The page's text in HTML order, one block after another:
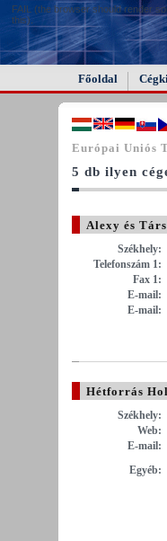
FAIL (the browser should render
this).
Főoldal
Európai Uniós
5 db ilyen
Alexy és
Székhely:
Telefonszám 1:
Fax 1:
E-mail:
E-mail:
Hétforrás
Székhely:
Web:
E-mail:
Egyéb: